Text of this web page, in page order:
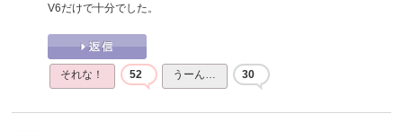
V6だけで十分でした。
それな！ 52 うーん… 30